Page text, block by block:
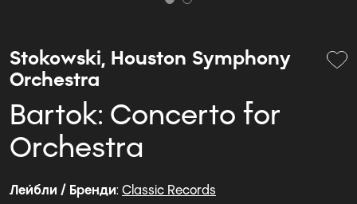
Stokowski, Houston Symphony
Orchestra
Bartok: Concerto for
Orchestra
Лейбли / Бренди: Classic Records